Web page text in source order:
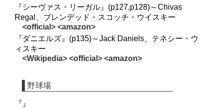
『シーヴァス・リーガル』(p127,p128)～Chivas
Regal、ブレンデッド・スコッチ・ウイスキー
<official> <amazon>
『ダニエルズ』(p135)～Jack Daniels、テネシー・ウ
ィスキー
<Wikipedia> <official> <amazon>
野球場
『』